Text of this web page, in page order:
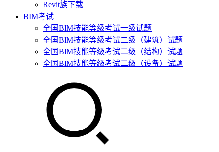
Revit族下载
BIM考试
全国BIM技能等级考试一级试题
全国BIM技能等级考试二级（建筑）试题
全国BIM技能等级考试二级（结构）试题
全国BIM技能等级考试二级（设备）试题